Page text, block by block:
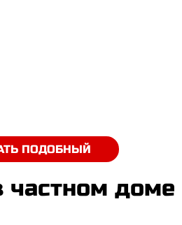
ПОДОБНЫЙ
частном доме